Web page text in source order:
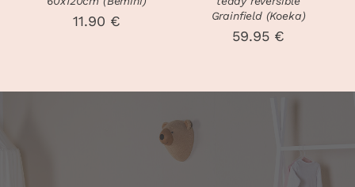
CHOISIES
11.90 €
Grainfield (Koeka)
59.95 €